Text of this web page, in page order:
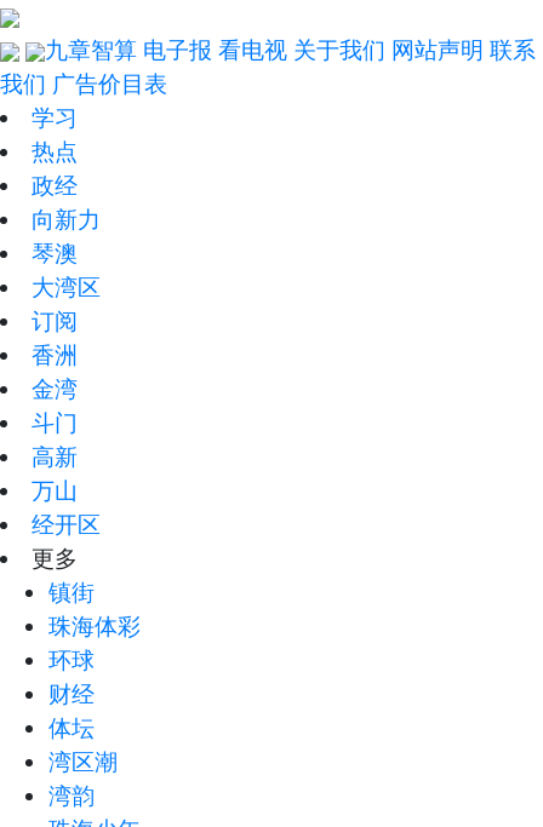
九章智算 电子报 看电视 关于我们 网站声明 联系
我们 广告价目表
学习
热点
政经
向新力
琴澳
大湾区
订阅
香洲
金湾
斗门
高新
万山
经开区
更多
镇街
珠海体彩
环球
财经
体坛
湾区潮
湾韵